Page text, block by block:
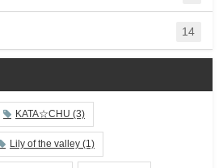
14
KATA☆CHU (3)
Lily of the valley (1)